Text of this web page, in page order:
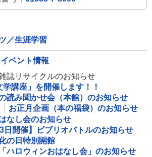
／生涯学習
ベント情報
誌リサイクルのお知らせ
講座」を開催します！！
読み聞かせ会（本館）のお知らせ
お正月企画（本の福袋）のお知らせ
なし会のお知らせ
3日開催】ビブリオバトルのお知らせ
の日特別開館
ハロウィンおはなし会」のお知らせ